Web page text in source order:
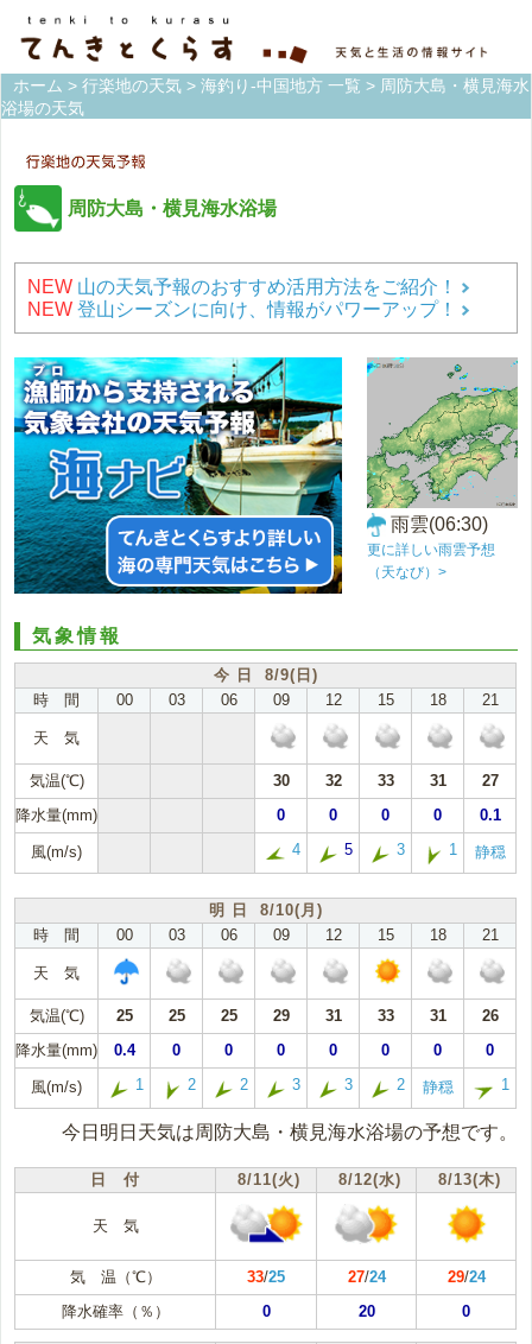
ホーム > 行楽地の天気 > 海釣り-中国地方 一覧 > 周防大島・横見海水
浴場の天気
周防大島・横見海水浴場
NEW 山の天気予報のおすすめ活用方法をご紹介！
NEW 登山シーズンに向け、情報がパワーアップ！
雨雲(06:30)
更に詳しい雨雲予想
（天なび）>
気象情報
今 日 8/9(日)
時 間
00 03 06 09 12 15 18 21
天 気
気温(℃) 30 32 33 31
27
降水量(mm)
0 0 0 0 0.1
風(m/s) 4 5 3 1 静穏
明 日 8/10(月)
時 間
00 03 06 09 12 15 18 21
天 気
気温(℃) 25 25 25 29 31 33 31
26
降水量(mm)
0.4 0 0 0 0 0 0 0
風(m/s) 1 2 2 3 3 2 静穏 1
今日明日天気は周防大島・横見海水浴場の予想です。
日 付 8/11(火) 8/12(水) 8/13(木)
天 気
気 温（℃） 33/25 27/24 29/24
降水確率（％）
0 20 0